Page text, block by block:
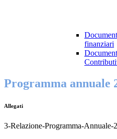
finanziari
Programma annuale
Allegati
3-Relazione-Programma-Annuale-